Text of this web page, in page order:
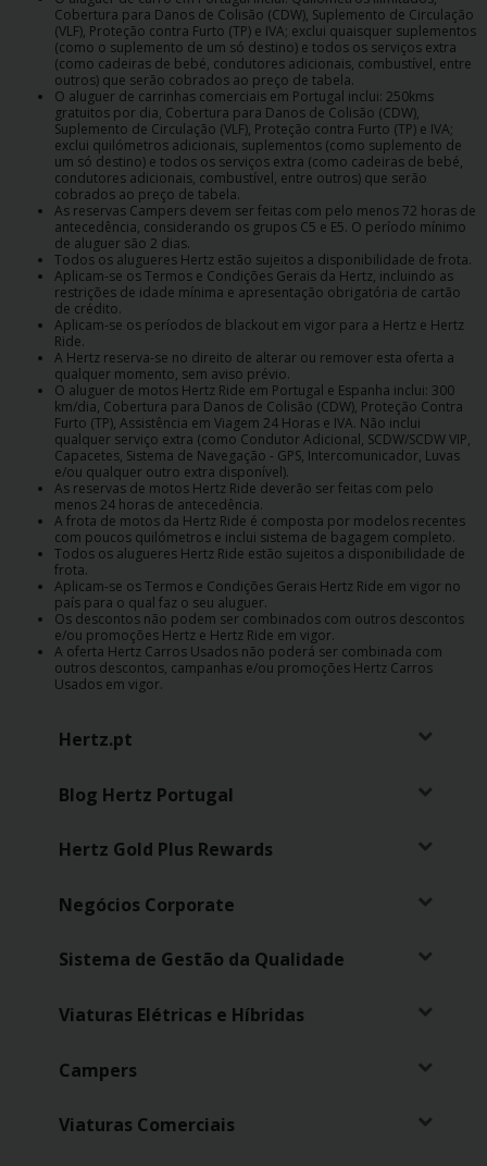
Cobertura para Danos de Colisão (CDW), Suplemento de Circulação
(VLF), Proteção contra Furto (TP) e IVA; exclui quaisquer suplementos
(como o suplemento de um só destino) e todos os serviços extra
(como cadeiras de bebé, condutores adicionais, combustível, entre
outros) que serão cobrados ao preço de tabela.
O aluguer de carrinhas comerciais em Portugal inclui: 250kms
gratuitos por dia, Cobertura para Danos de Colisão (CDW),
Suplemento de Circulação (VLF), Proteção contra Furto (TP) e IVA;
exclui quilómetros adicionais, suplementos (como suplemento de
um só destino) e todos os serviços extra (como cadeiras de bebé,
condutores adicionais, combustível, entre outros) que serão
cobrados ao preço de tabela.
As reservas Campers devem ser feitas com pelo menos 72 horas de
antecedência, considerando os grupos C5 e E5. O período mínimo
de aluguer são 2 dias.
Todos os alugueres Hertz estão sujeitos a disponibilidade de frota.
Aplicam-se os Termos e Condições Gerais da Hertz, incluindo as
restrições de idade mínima e apresentação obrigatória de cartão
de crédito.
Aplicam-se os períodos de blackout em vigor para a Hertz e Hertz
Ride.
A Hertz reserva-se no direito de alterar ou remover esta oferta a
qualquer momento, sem aviso prévio.
O aluguer de motos Hertz Ride em Portugal e Espanha inclui: 300
km/dia, Cobertura para Danos de Colisão (CDW), Proteção Contra
Furto (TP), Assistência em Viagem 24 Horas e IVA. Não inclui
qualquer serviço extra (como Condutor Adicional, SCDW/SCDW VIP,
Capacetes, Sistema de Navegação - GPS, Intercomunicador, Luvas
e/ou qualquer outro extra disponível).
As reservas de motos Hertz Ride deverão ser feitas com pelo
menos 24 horas de antecedência.
A frota de motos da Hertz Ride é composta por modelos recentes
com poucos quilómetros e inclui sistema de bagagem completo.
Todos os alugueres Hertz Ride estão sujeitos a disponibilidade de
frota.
Aplicam-se os Termos e Condições Gerais Hertz Ride em vigor no
país para o qual faz o seu aluguer.
Os descontos não podem ser combinados com outros descontos
e/ou promoções Hertz e Hertz Ride em vigor.
A oferta Hertz Carros Usados não poderá ser combinada com
outros descontos, campanhas e/ou promoções Hertz Carros
Usados em vigor.
Hertz.pt
Blog Hertz Portugal
Hertz Gold Plus Rewards
Negócios Corporate
Sistema de Gestão da Qualidade
Viaturas Elétricas e Híbridas
Campers
Viaturas Comerciais